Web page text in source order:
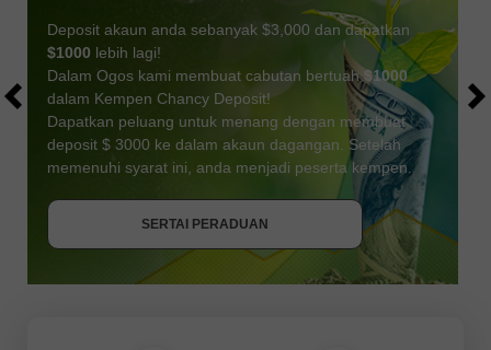
SERTAI PERADUAN
Deposit akaun anda sebanyak $3,000 dan dapatkan
$1000 lebih lagi!
Dalam Ogos kami membuat cabutan bertuah$1000
dalam Kempen Chancy Deposit!
Dapatkan peluang untuk menang dengan membuat
deposit $ 3000 ke dalam akaun dagangan. Setelah
memenuhi syarat ini, anda menjadi peserta kempen.
SERTAI PERADUAN
SERTAI PERADUAN
DAPATKAN BONUS